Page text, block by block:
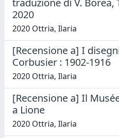
2020
2020 Ottria, Ilaria
[Recensione a] I
Corbusier : 1902-1916
2020 Ottria, Ilaria
[Recensione a] Il
a Lione
2020 Ottria, Ilaria